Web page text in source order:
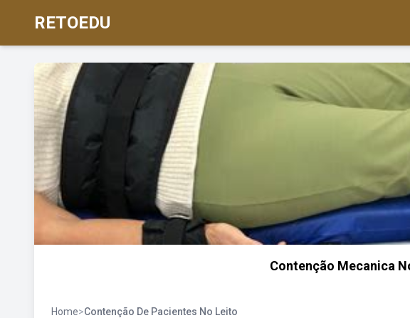
RETOEDU
Contenção Mecanica
Home>Contenção De Pacientes No Leito